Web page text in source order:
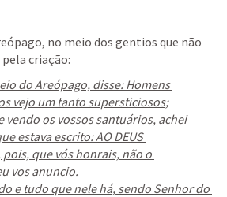
no meio dos gentios que não
criação:
do Areópago, disse: Homens
vejo um tanto supersticiosos;
vendo os vossos santuários, achei
estava escrito: AO DEUS
pois, que vós honrais, não o
vos anuncio.
e tudo que nele há, sendo Senhor do